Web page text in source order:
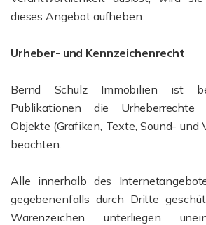
dieses Angebot aufheben.
Urheber- und Kennzeichenrecht
Bernd Schulz Immobilien ist
Publikationen die Urheberrechte
Objekte (Grafiken, Texte, Sound- und
beachten.
Alle innerhalb des
gegebenenfalls durch Dritte
Warenzeichen unterliegen